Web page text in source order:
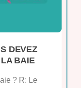
DEVEZ
BAIE
? R: Le